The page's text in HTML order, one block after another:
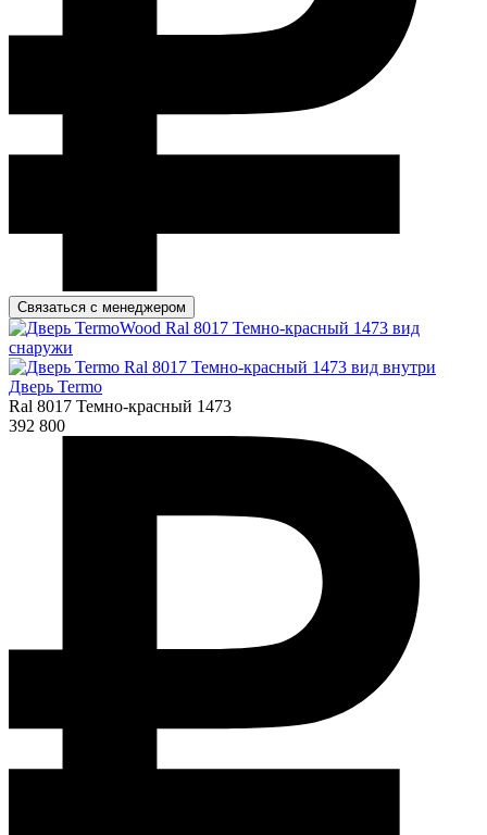
Связаться с менеджером
Дверь Termo
Ral 8017 Темно-красный 1473
392 800